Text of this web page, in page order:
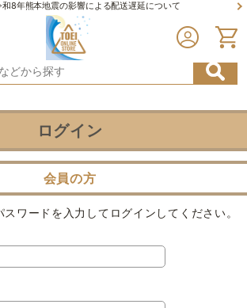
和8年熊本地震の影響による配送遅延について
ログイン
会員の方
スワードを入力してログインしてください。